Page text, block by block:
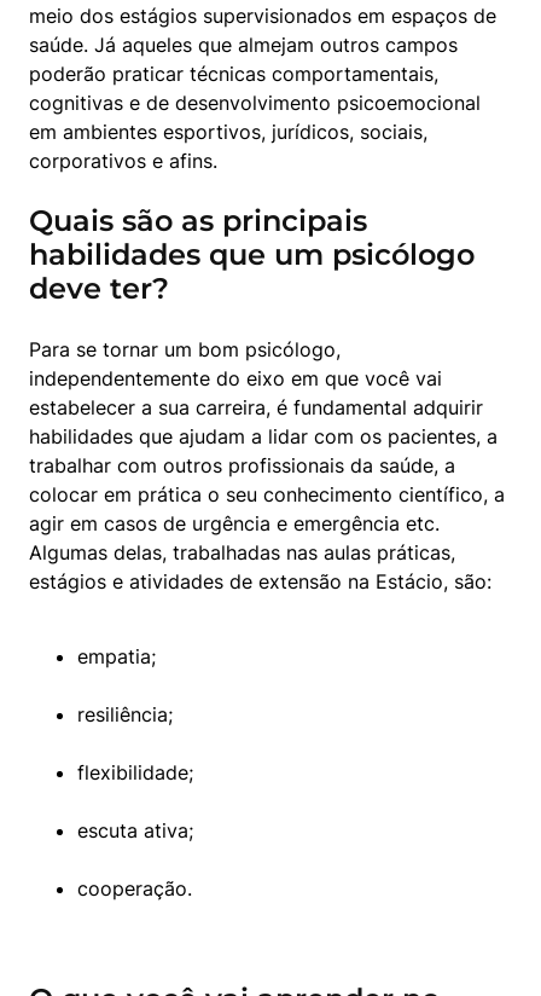
meio dos estágios supervisionados em espaços de
saúde. Já aqueles que almejam outros campos
poderão praticar técnicas comportamentais,
cognitivas e de desenvolvimento psicoemocional
em ambientes esportivos, jurídicos, sociais,
corporativos e afins.
Quais são as principais
habilidades que um psicólogo
deve ter?
Para se tornar um bom psicólogo,
independentemente do eixo em que você vai
estabelecer a sua carreira, é fundamental adquirir
habilidades que ajudam a lidar com os pacientes, a
trabalhar com outros profissionais da saúde, a
colocar em prática o seu conhecimento científico, a
agir em casos de urgência e emergência etc.
Algumas delas, trabalhadas nas aulas práticas,
estágios e atividades de extensão na Estácio, são:
empatia;
resiliência;
flexibilidade;
escuta ativa;
cooperação.